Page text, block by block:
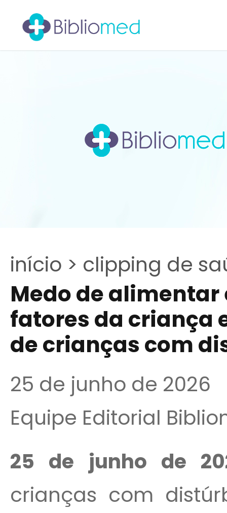
início > clipping de
Medo de
fatores da criança
de crianças com
25 de junho de 2026
Equipe Editorial
25 de junho de
crianças com